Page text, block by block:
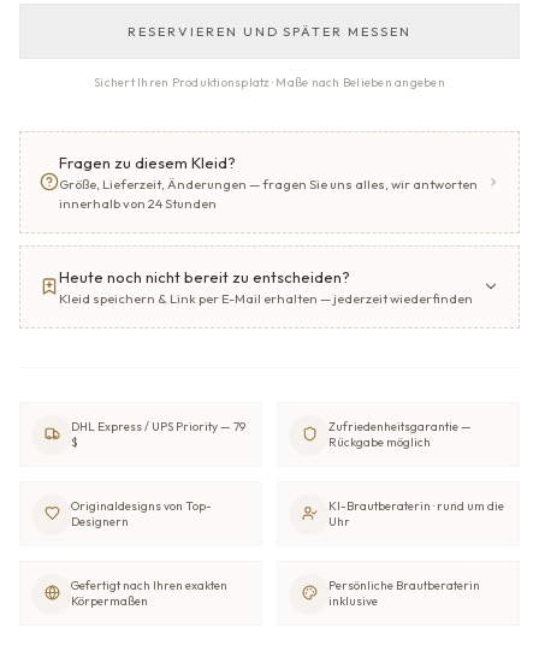
RESERVIEREN UND SPÄTER MESSEN
Sichert Ihren Produktionsplatz · Maße nach Belieben angeben
Fragen zu diesem Kleid?
Größe, Lieferzeit, Änderungen — fragen Sie uns alles, wir antworten
innerhalb von 24 Stunden
Heute noch nicht bereit zu entscheiden?
Kleid speichern & Link per E-Mail erhalten — jederzeit wiederfinden
DHL Express / UPS Priority — 79
$
Zufriedenheitsgarantie —
Rückgabe möglich
Originaldesigns von Top-
Designern
KI-Brautberaterin · rund um die
Uhr
Gefertigt nach Ihren exakten
Körpermaßen
Persönliche Brautberaterin
inklusive